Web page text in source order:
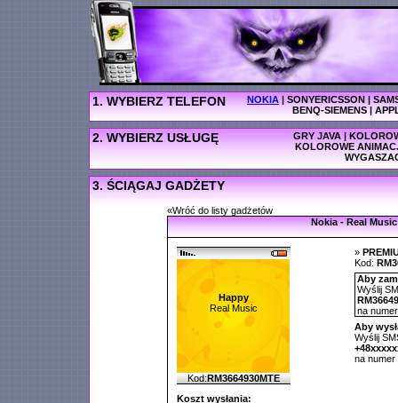
1. WYBIERZ TELEFON NOKIA|SONYERICSSON|
BENQ-SIEMENS|
2. WYBIERZ USŁUGĘ GRY JAVA |
KOLOROWE
3. ŚCIĄGAJ GADŻETY
«Wróć do listy gadżetów
Nokia - Real Music
Happy
Real Music
Kod:RM3664930MTE
Koszt wysłania:
»
Kod:
Aby
Wyślij
na
Aby
Wyślij
na numer